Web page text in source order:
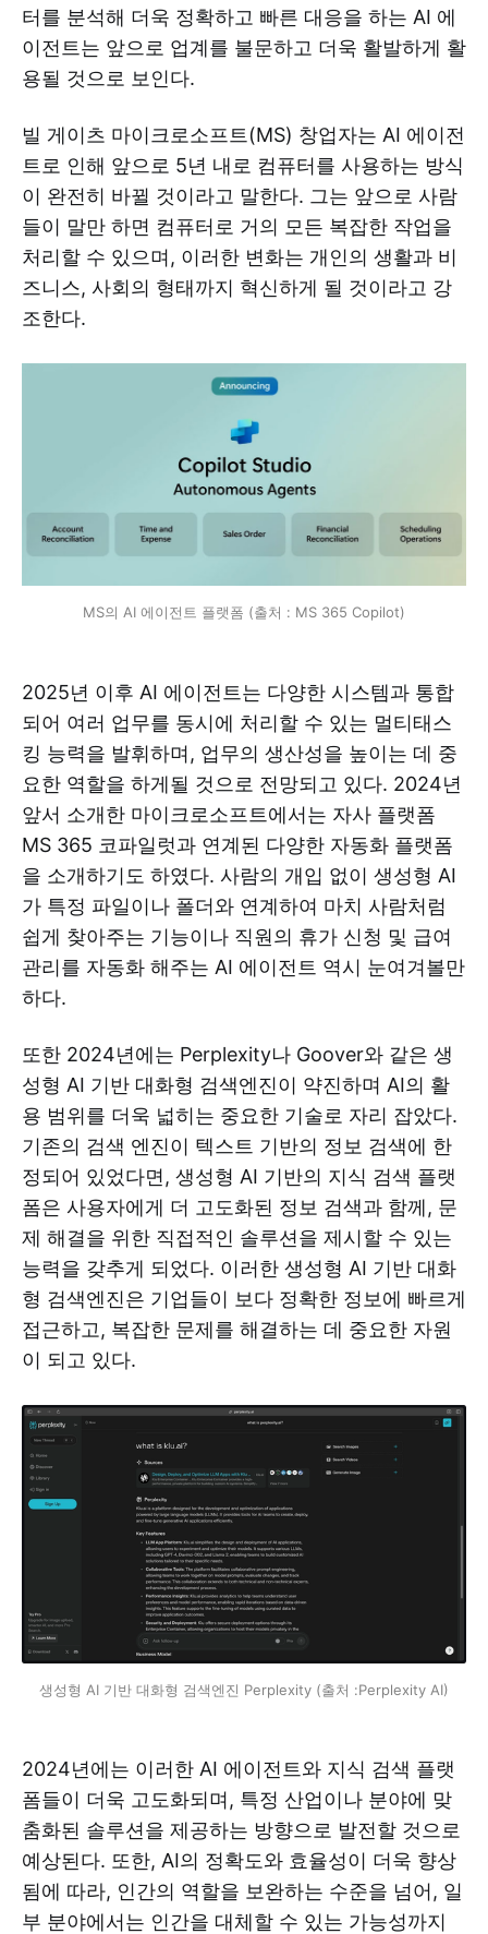
터를 분석해 더욱 정확하고 빠른 대응을 하는 AI 에
이전트는 앞으로 업계를 불문하고 더욱 활발하게 활
용될 것으로 보인다.
빌 게이츠 마이크로소프트(MS) 창업자는 AI 에이전
트로 인해 앞으로 5년 내로 컴퓨터를 사용하는 방식
이 완전히 바뀔 것이라고 말한다. 그는 앞으로 사람
들이 말만 하면 컴퓨터로 거의 모든 복잡한 작업을
처리할 수 있으며, 이러한 변화는 개인의 생활과 비
즈니스, 사회의 형태까지 혁신하게 될 것이라고 강
조한다.
MS의 AI 에이전트 플랫폼 (출처 : MS 365 Copilot)
2025년 이후 AI 에이전트는 다양한 시스템과 통합
되어 여러 업무를 동시에 처리할 수 있는 멀티태스
킹 능력을 발휘하며, 업무의 생산성을 높이는 데 중
요한 역할을 하게될 것으로 전망되고 있다. 2024년
앞서 소개한 마이크로소프트에서는 자사 플랫폼
MS 365 코파일럿과 연계된 다양한 자동화 플랫폼
을 소개하기도 하였다. 사람의 개입 없이 생성형 AI
가 특정 파일이나 폴더와 연계하여 마치 사람처럼
쉽게 찾아주는 기능이나 직원의 휴가 신청 및 급여
관리를 자동화 해주는 AI 에이전트 역시 눈여겨볼만
하다.
또한 2024년에는 Perplexity나 Goover와 같은 생
성형 AI 기반 대화형 검색엔진이 약진하며 AI의 활
용 범위를 더욱 넓히는 중요한 기술로 자리 잡았다.
기존의 검색 엔진이 텍스트 기반의 정보 검색에 한
정되어 있었다면, 생성형 AI 기반의 지식 검색 플랫
폼은 사용자에게 더 고도화된 정보 검색과 함께, 문
제 해결을 위한 직접적인 솔루션을 제시할 수 있는
능력을 갖추게 되었다. 이러한 생성형 AI 기반 대화
형 검색엔진은 기업들이 보다 정확한 정보에 빠르게
접근하고, 복잡한 문제를 해결하는 데 중요한 자원
이 되고 있다.
생성형 AI 기반 대화형 검색엔진 Perplexity (출처 :Perplexity AI)
2024년에는 이러한 AI 에이전트와 지식 검색 플랫
폼들이 더욱 고도화되며, 특정 산업이나 분야에 맞
춤화된 솔루션을 제공하는 방향으로 발전할 것으로
예상된다. 또한, AI의 정확도와 효율성이 더욱 향상
됨에 따라, 인간의 역할을 보완하는 수준을 넘어, 일
부 분야에서는 인간을 대체할 수 있는 가능성까지